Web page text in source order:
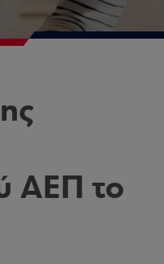
ΑΕΠ το